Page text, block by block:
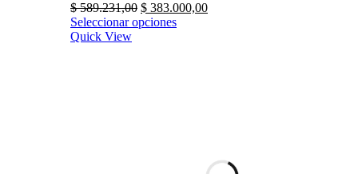
$589.231,00 $ 383.000,00
Seleccionar opciones
Quick View